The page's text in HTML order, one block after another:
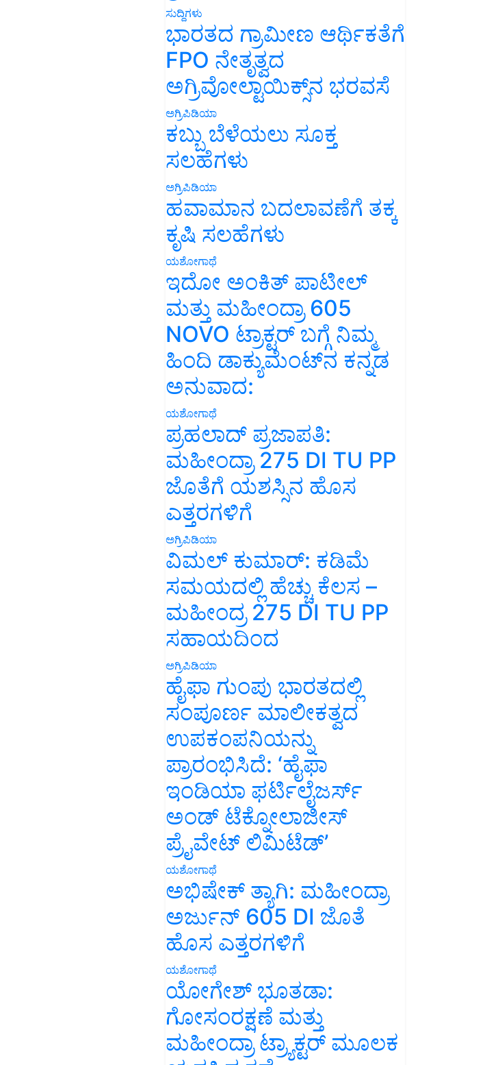
ಸುದ್ದಿಗಳು
ಭಾರತದ ಗ್ರಾಮೀಣ ಆರ್ಥಿಕತೆಗೆ
FPO ನೇತೃತ್ವದ
ಅಗ್ರಿವೋಲ್ಟಾಯಿಕ್ಸ್‌ನ ಭರವಸೆ
ಅಗ್ರಿಪಿಡಿಯಾ
ಕಬ್ಬು ಬೆಳೆಯಲು ಸೂಕ್ತ
ಸಲಹೆಗಳು
ಅಗ್ರಿಪಿಡಿಯಾ
ಹವಾಮಾನ ಬದಲಾವಣೆಗೆ ತಕ್ಕ
ಕೃಷಿ ಸಲಹೆಗಳು
ಯಶೋಗಾಥೆ
ಇದೋ ಅಂಕಿತ್ ಪಾಟೀಲ್
ಮತ್ತು ಮಹೀಂದ್ರಾ 605
NOVO ಟ್ರಾಕ್ಟರ್ ಬಗ್ಗೆ ನಿಮ್ಮ
ಹಿಂದಿ ಡಾಕ್ಯುಮೆಂಟ್‌ನ ಕನ್ನಡ
ಅನುವಾದ:
ಯಶೋಗಾಥೆ
ಪ್ರಹಲಾದ್ ಪ್ರಜಾಪತಿ:
ಮಹೀಂದ್ರಾ 275 DI TU PP
ಜೊತೆಗೆ ಯಶಸ್ಸಿನ ಹೊಸ
ಎತ್ತರಗಳಿಗೆ
ಅಗ್ರಿಪಿಡಿಯಾ
ವಿಮಲ್ ಕುಮಾರ್: ಕಡಿಮೆ
ಸಮಯದಲ್ಲಿ ಹೆಚ್ಚು ಕೆಲಸ –
ಮಹೀಂದ್ರ 275 DI TU PP
ಸಹಾಯದಿಂದ
ಅಗ್ರಿಪಿಡಿಯಾ
ಹೈಫಾ ಗುಂಪು ಭಾರತದಲ್ಲಿ
ಸಂಪೂರ್ಣ ಮಾಲೀಕತ್ವದ
ಉಪಕಂಪನಿಯನ್ನು
ಪ್ರಾರಂಭಿಸಿದೆ: ‘ಹೈಫಾ
ಇಂಡಿಯಾ ಫರ್ಟಿಲೈಜರ್ಸ್
ಅಂಡ್ ಟೆಕ್ನೋಲಾಜೀಸ್
ಪ್ರೈವೇಟ್ ಲಿಮಿಟೆಡ್’
ಯಶೋಗಾಥೆ
ಅಭಿಷೇಕ್ ತ್ಯಾಗಿ: ಮಹೀಂದ್ರಾ
ಅರ್ಜುನ್ 605 DI ಜೊತೆ
ಹೊಸ ಎತ್ತರಗಳಿಗೆ
ಯಶೋಗಾಥೆ
ಯೋಗೇಶ್ ಭೂತಡಾ:
ಗೋಸಂರಕ್ಷಣೆ ಮತ್ತು
ಮಹೀಂದ್ರಾ ಟ್ರ್ಯಾಕ್ಟರ್ ಮೂಲಕ